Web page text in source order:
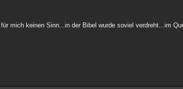
mich keinen Sinn...in der Bibel wurde soviel verdreht...im